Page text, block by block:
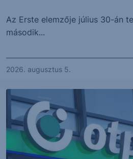
Az Erste elemzője július 30-án
második...
2026. augusztus 5.